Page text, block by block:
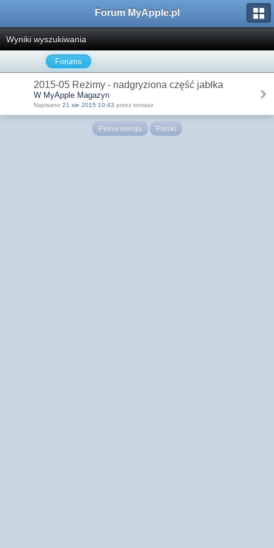
Forum MyApple.pl
Wyniki wyszukiwania
Forums
2015-05 Reżimy - nadgryziona część jabłka
W MyApple Magazyn
Napisano 21 sie 2015 10:43 przez tomasz
Pełna wersja Polski